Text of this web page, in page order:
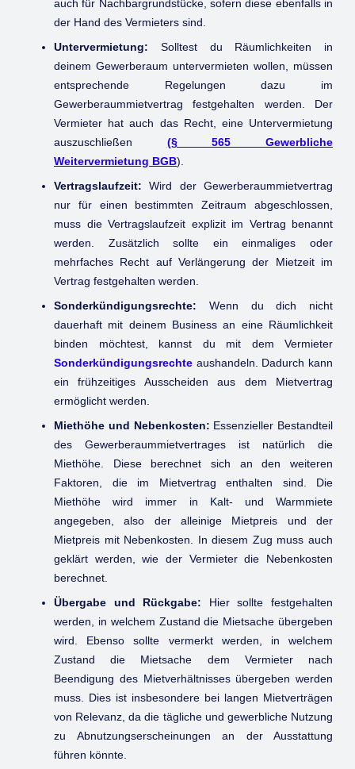
auch für Nachbargrundstücke, sofern diese ebenfalls in
der Hand des Vermieters sind.
Untervermietung: Solltest du Räumlichkeiten in
deinem Gewerberaum untervermieten wollen, müssen
entsprechende Regelungen dazu im
Gewerberaummietvertrag festgehalten werden. Der
Vermieter hat auch das Recht, eine Untervermietung
auszuschließen (§ 565 Gewerbliche
Weitervermietung BGB).
Vertragslaufzeit: Wird der Gewerberaummietvertrag
nur für einen bestimmten Zeitraum abgeschlossen,
muss die Vertragslaufzeit explizit im Vertrag benannt
werden. Zusätzlich sollte ein einmaliges oder
mehrfaches Recht auf Verlängerung der Mietzeit im
Vertrag festgehalten werden.
Sonderkündigungsrechte: Wenn du dich nicht
dauerhaft mit deinem Business an eine Räumlichkeit
binden möchtest, kannst du mit dem Vermieter
Sonderkündigungsrechte aushandeln. Dadurch kann
ein frühzeitiges Ausscheiden aus dem Mietvertrag
ermöglicht werden.
Miethöhe und Nebenkosten: Essenzieller Bestandteil
des Gewerberaummietvertrages ist natürlich die
Miethöhe. Diese berechnet sich an den weiteren
Faktoren, die im Mietvertrag enthalten sind. Die
Miethöhe wird immer in Kalt- und Warmmiete
angegeben, also der alleinige Mietpreis und der
Mietpreis mit Nebenkosten. In diesem Zug muss auch
geklärt werden, wie der Vermieter die Nebenkosten
berechnet.
Übergabe und Rückgabe: Hier sollte festgehalten
werden, in welchem Zustand die Mietsache übergeben
wird. Ebenso sollte vermerkt werden, in welchem
Zustand die Mietsache dem Vermieter nach
Beendigung des Mietverhältnisses übergeben werden
muss. Dies ist insbesondere bei langen Mietverträgen
von Relevanz, da die tägliche und gewerbliche Nutzung
zu Abnutzungserscheinungen an der Ausstattung
führen könnte.